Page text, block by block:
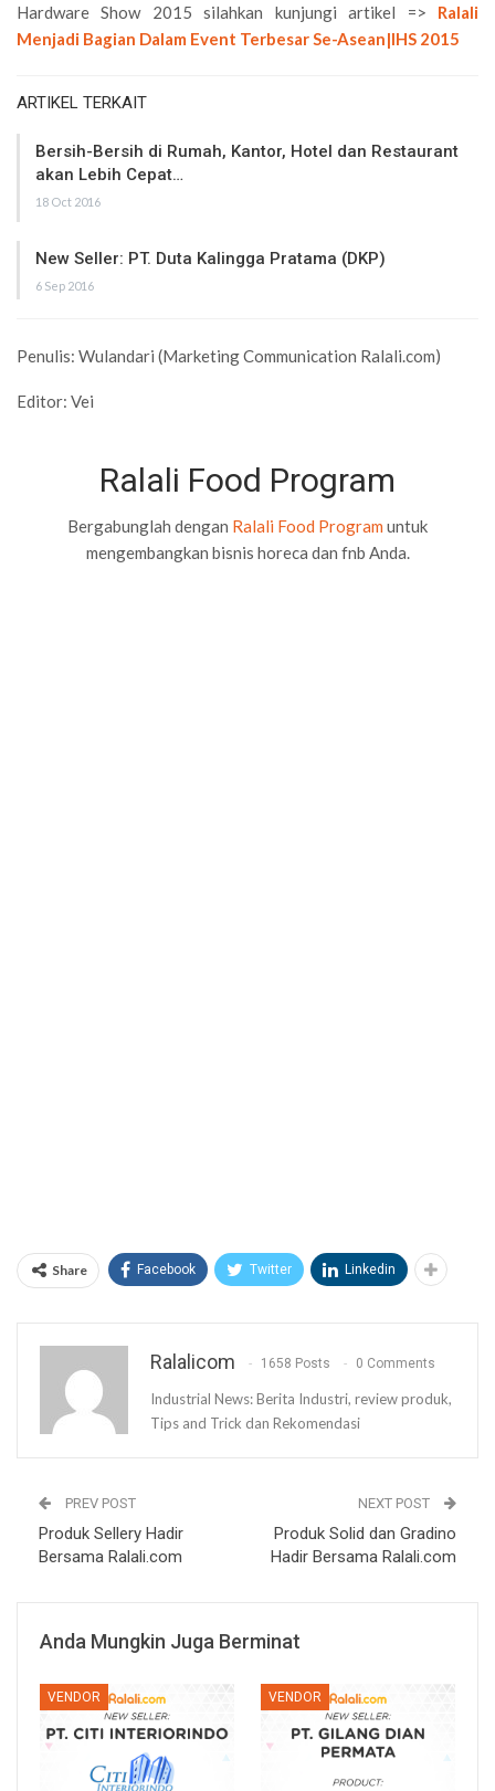
Hardware Show 2015 silahkan kunjungi artikel => Ralali
Menjadi Bagian Dalam Event Terbesar Se-Asean|IHS 2015
ARTIKEL TERKAIT
Bersih-Bersih di Rumah, Kantor, Hotel dan Restaurant
akan Lebih Cepat…
18 Oct 2016
New Seller: PT. Duta Kalingga Pratama (DKP)
6 Sep 2016
Penulis: Wulandari (Marketing Communication Ralali.com)
Editor: Vei
Ralali Food Program
Bergabunglah dengan Ralali Food Program untuk
mengembangkan bisnis horeca dan fnb Anda.
Share Facebook Twitter Linkedin
Ralalicom 1658 Posts 0 Comments
Industrial News: Berita Industri, review produk,
Tips and Trick dan Rekomendasi
PREV POST
Produk Sellery Hadir
Bersama Ralali.com
NEXT POST
Produk Solid dan Gradino
Hadir Bersama Ralali.com
Anda Mungkin Juga Berminat
VENDOR VENDOR